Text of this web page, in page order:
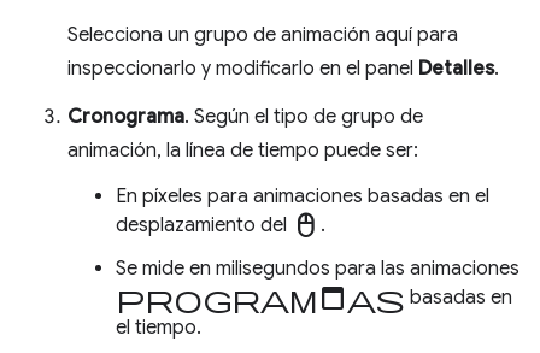
Selecciona un grupo de animación aquí para
inspeccionarlo y modificarlo en el panel Detalles.
Cronograma. Según el tipo de grupo de
animación, la línea de tiempo puede ser:
En píxeles para animaciones basadas en el
desplazamiento del mouse .
Se mide en milisegundos para las animaciones
programadas basadas en
el tiempo.